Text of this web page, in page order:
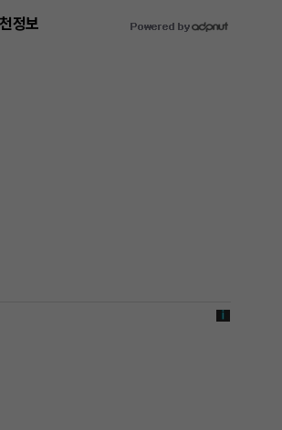
정보